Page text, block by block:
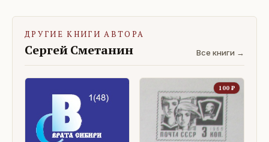
ДРУГИЕ КНИГИ АВТОРА
Сергей Сметанин Все книги →
100 ₽